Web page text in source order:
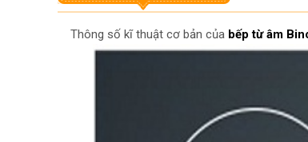
Thông số kĩ thuật cơ bản của bếp từ âm